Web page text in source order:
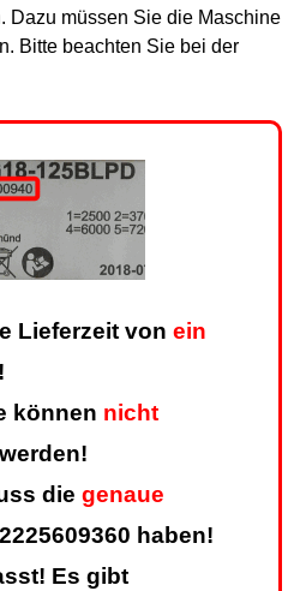
Dazu müssen Sie die Maschine
Bitte beachten Sie bei der
Lieferzeit von ein
!
können nicht
werden!
die genaue
haben!
Es gibt